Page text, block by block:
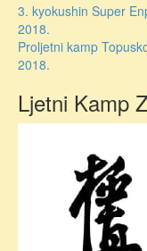
3. kyokushin Super
2018.
Proljetni kamp
2018.
Ljetni Kamp